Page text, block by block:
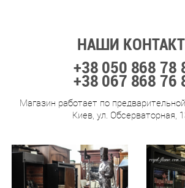
НАШИ
+38 050 868 78
+38 067 868 76
Магазин работает по
Киев, ул. Обсерваторная,